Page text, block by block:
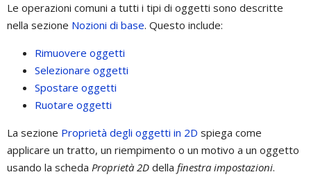
Le operazioni comuni a tutti i tipi di oggetti sono descritte
nella sezione Nozioni di base. Questo include:
Rimuovere oggetti
Selezionare oggetti
Spostare oggetti
Ruotare oggetti
La sezione Proprietà degli oggetti in 2D spiega come
applicare un tratto, un riempimento o un motivo a un oggetto
usando la scheda Proprietà 2D della finestra impostazioni.